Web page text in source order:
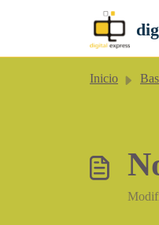
Inicio Base